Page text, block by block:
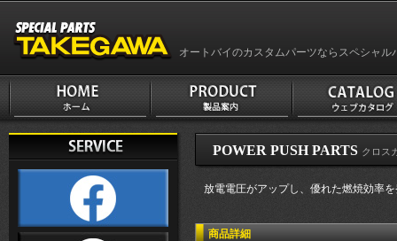
オートバイのカスタムパーツならスペシャル
POWER PUSH PARTS クロス
放電電圧がアップし、優れた燃焼効率
商品詳細